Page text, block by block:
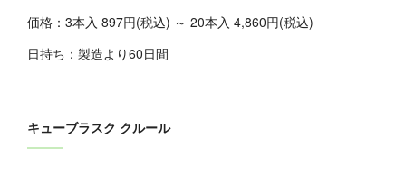
価格：3本入 897円(税込) ～ 20本入 4,860円(税込)
日持ち：製造より60日間
キューブラスク クルール